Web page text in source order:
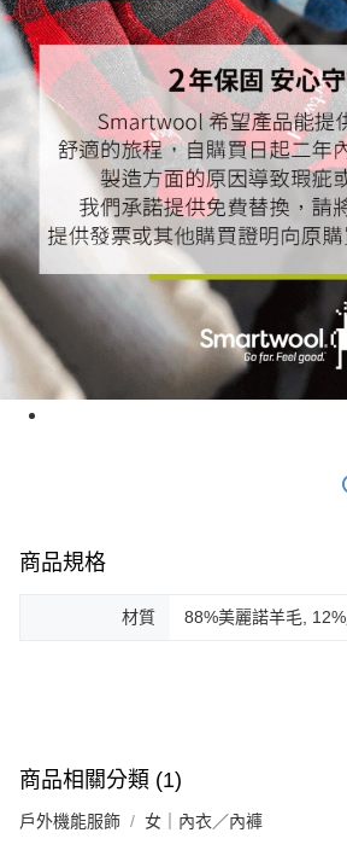
商品規格
材質 88%美麗諾羊毛,
商品相關分類 (1)
戶外機能服飾 女｜內衣／內褲